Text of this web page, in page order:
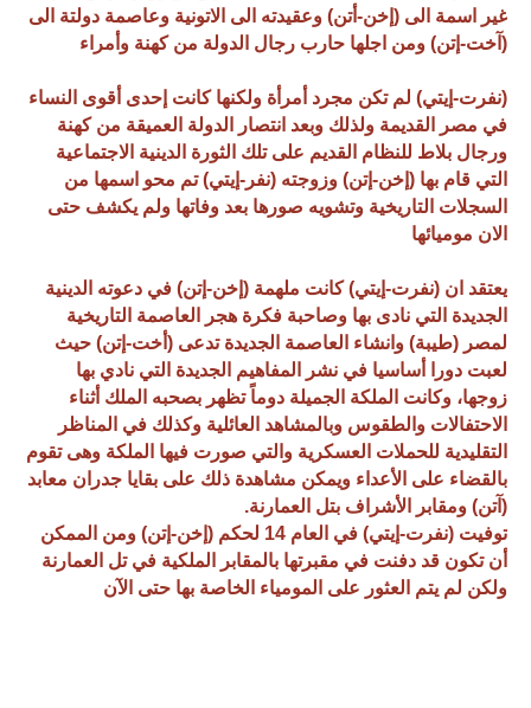
غير اسمة الى (إخن-أتن) وعقيدته الى الاتونية وعاصمة دولتة الى
(آخت-إتن) ومن اجلها حارب رجال الدولة من كهنة وأمراء
(نفرت-إيتي) لم تكن مجرد أمرأة ولكنها كانت إحدى أقوى النساء
في مصر القديمة ولذلك وبعد انتصار الدولة العميقة من كهنة
ورجال بلاط للنظام القديم على تلك الثورة الدينية الاجتماعية
التي قام بها (إخن-إتن) وزوجته (نفر-إيتي) تم محو اسمها من
السجلات التاريخية وتشويه صورها بعد وفاتها ولم يكشف حتى
الان موميائها
يعتقد ان (نفرت-إيتي) كانت ملهمة (إخن-إتن) في دعوته الدينية
الجديدة التي نادى بها وصاحبة فكرة هجر العاصمة التاريخية
لمصر (طيبة) وانشاء العاصمة الجديدة تدعى (أخت-إتن) حيث
لعبت دورا أساسيا في نشر المفاهيم الجديدة التي نادي بها
زوجها، وكانت الملكة الجميلة دوماً تظهر بصحبه الملك أثناء
الاحتفالات والطقوس وبالمشاهد العائلية وكذلك في المناظر
التقليدية للحملات العسكرية والتي صورت فيها الملكة وهى تقوم
بالقضاء على الأعداء ويمكن مشاهدة ذلك على بقايا جدران معابد
(آتن) ومقابر الأشراف بتل العمارنة.
توفيت (نفرت-إيتي) في العام 14 لحكم (إخن-إتن) ومن الممكن
أن تكون قد دفنت في مقبرتها بالمقابر الملكية في تل العمارنة
ولكن لم يتم العثور على المومياء الخاصة بها حتى الآن